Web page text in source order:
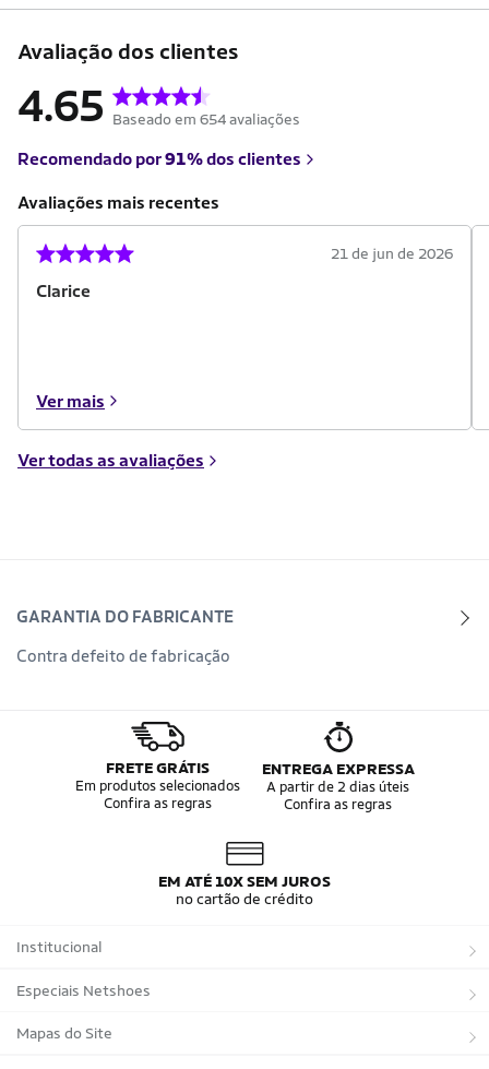
Avaliação dos clientes
4.65 Baseado em 654 avaliações
Recomendado por91%dos clientes
Avaliações mais recentes
Clarice
21 de jun de 2026
Ver mais
Ver todas as avaliações
GARANTIA DO FABRICANTE
Contra defeito de fabricação
FRETE GRÁTIS
Em produtos selecionados
Confira as regras
ENTREGA EXPRESSA
A partir de 2 dias úteis
Confira as regras
EM ATÉ 10X SEM JUROS
no cartão de crédito
Institucional
Sobre a Netshoes
Política de Privacidade
Especiais Netshoes
Suplementos
Mapas do Site